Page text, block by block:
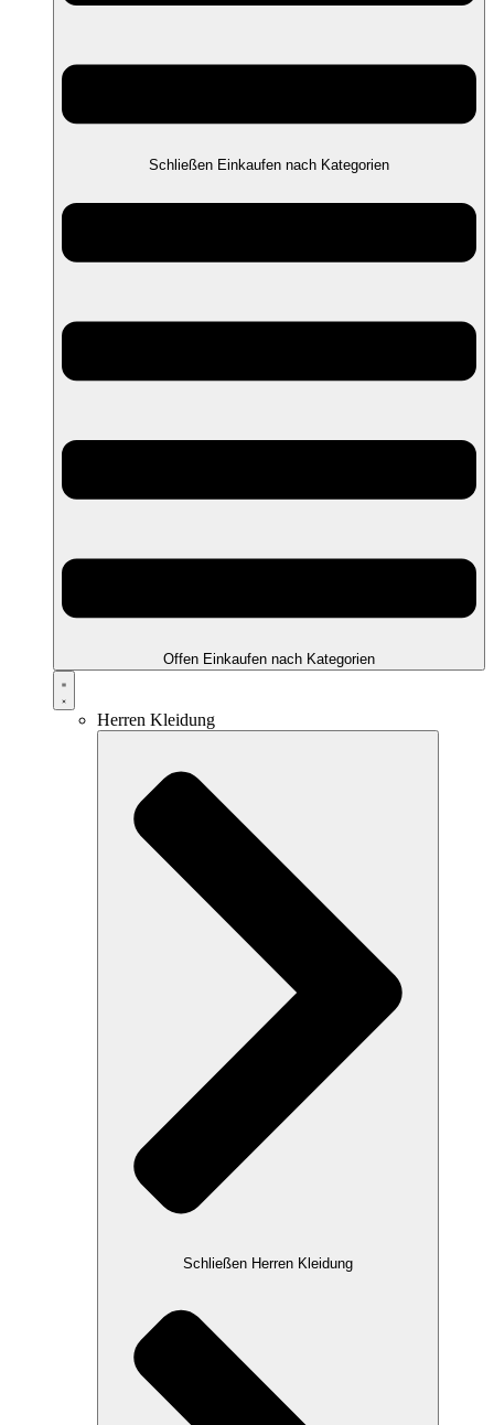
Schließen Einkaufen nach Kategorien
Offen Einkaufen nach Kategorien
Herren Kleidung
Schließen Herren Kleidung